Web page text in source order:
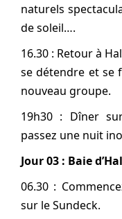
naturels
de soleil….
16.30 : Retour à
se détendre et se
nouveau groupe.
19h30 : Dîner
passez une nuit
Jour 03 : Baie
06.30 :
sur le Sundeck.